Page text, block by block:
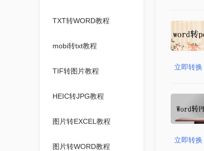
TXT转WORD教程
mobi转txt教程
TIF转图片教程
HEIC转JPG教程
图片转EXCEL教程
图片转WORD教程
立即转换
立即转换